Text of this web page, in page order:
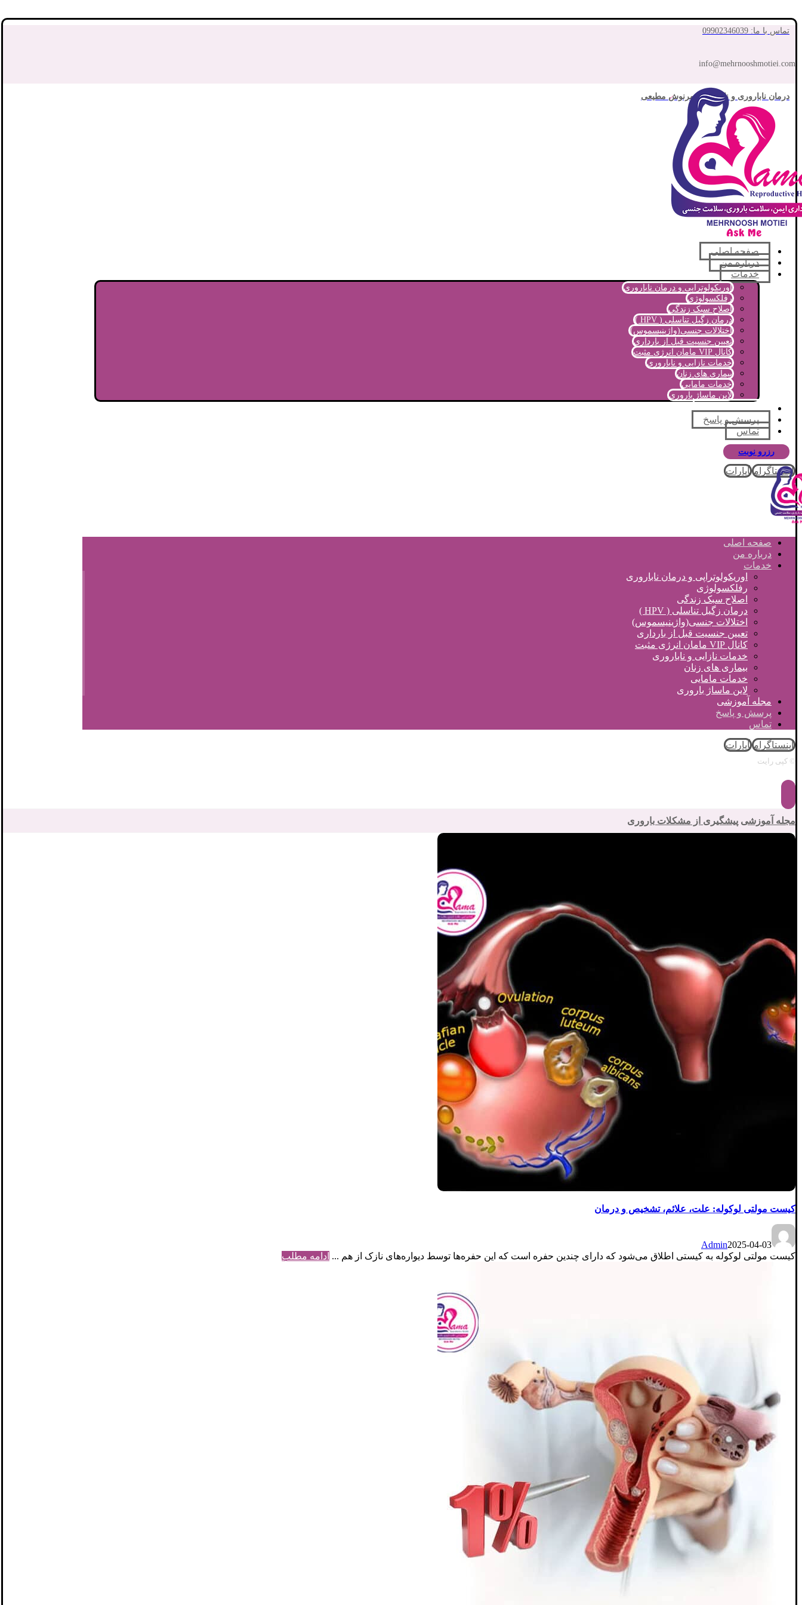
تماس با ما: 09902346039
info@mehrnooshmotiei.com
درمان ناباروری و نازایی با مهرنوش مطیعی
صفحه اصلی
درباره من
خدمات
اوریکولوتراپی و درمان ناباروری
رفلکسولوژی
اصلاح سبک زندگی
درمان زگیل تناسلی ( HPV )
اختلالات جنسی(واژینیسموس)
تعیین جنسیت قبل از بارداری
کانال VIP مامان انرژی مثبت
خدمات نازایی و ناباروری
بیماری های زنان
خدمات مامایی
لاین ماساژ باروری
مجله آموزشی
پرسش و پاسخ
تماس
رزرو نوبت
اینستاگرام آپارات
صفحه اصلی
درباره من
خدمات
اوریکولوتراپی و درمان ناباروری
رفلکسولوژی
اصلاح سبک زندگی
درمان زگیل تناسلی ( HPV )
اختلالات جنسی(واژینیسموس)
تعیین جنسیت قبل از بارداری
کانال VIP مامان انرژی مثبت
خدمات نازایی و ناباروری
بیماری های زنان
خدمات مامایی
لاین ماساژ باروری
مجله آموزشی
پرسش و پاسخ
تماس
اینستاگرام آپارات
© کپی رایت
مجله آموزشی پیشگیری از مشکلات باروری
کیست مولتی لوکوله: علت، علائم، تشخیص و درمان
Admin2025-04-03
کیست مولتی لوکوله به کیستی اطلاق می‌شود که دارای چندین حفره است که این حفره‌ها توسط دیواره‌های نازک از هم ... ادامه مطلب